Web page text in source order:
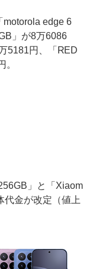
edge 6
」が8万6086
5181円、「RED
。
」と「Xiaom
代金が改定（値上